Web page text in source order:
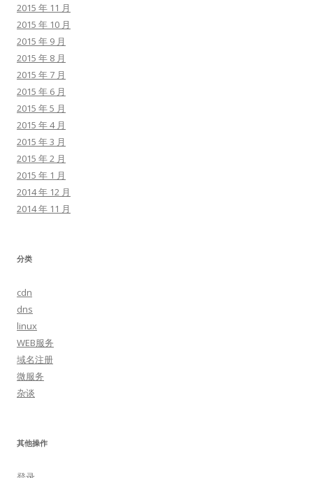
2015 年 11 月
2015 年 10 月
2015 年 9 月
2015 年 8 月
2015 年 7 月
2015 年 6 月
2015 年 5 月
2015 年 4 月
2015 年 3 月
2015 年 2 月
2015 年 1 月
2014 年 12 月
2014 年 11 月
分类
cdn
dns
linux
WEB服务
域名注册
微服务
杂谈
其他操作